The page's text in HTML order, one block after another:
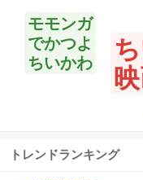
モモンガ
でかつよ
ちいかわ
トレンドランキング